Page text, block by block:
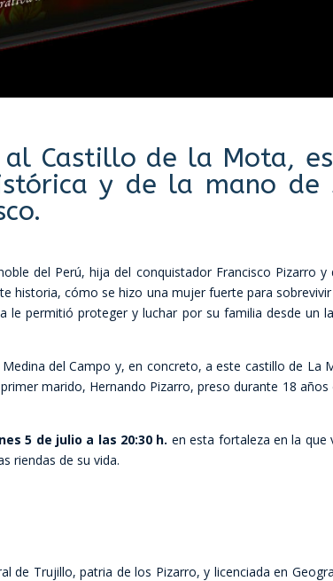
al Castillo de la Mota,
y de la mano de
del Perú, hija del conquistador Francisco Pizarro y
historia, cómo se hizo una mujer fuerte para
le permitió proteger y luchar por su familia desde un
del Campo y, en concreto, a este castillo de La
marido, Hernando Pizarro, preso durante 18 años
5 de julio a las 20:30 h. en esta fortaleza en la que
riendas de su vida.
de Trujillo, patria de los Pizarro, y licenciada en